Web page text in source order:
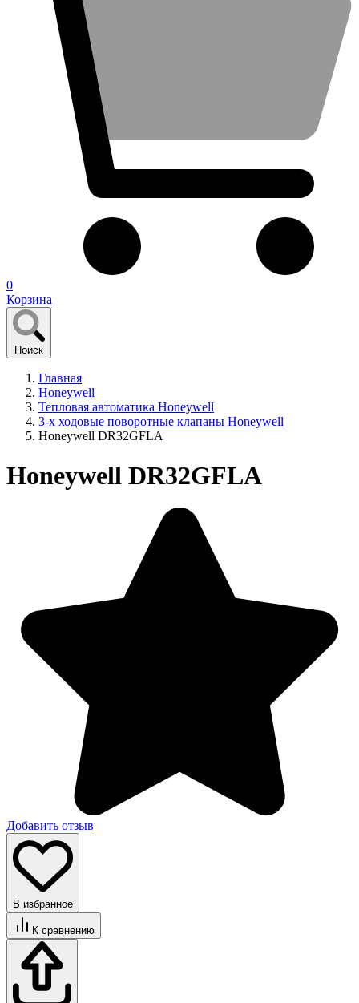
0
Корзина
Поиск
Главная
Honeywell
Тепловая автоматика Honeywell
3-х ходовые поворотные клапаны Honeywell
Honeywell DR32GFLA
Honeywell DR32GFLA
Добавить отзыв
В избранное
К сравнению